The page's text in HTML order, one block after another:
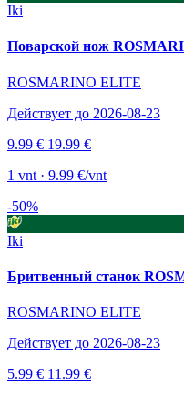
Iki
Поварской нож
ROSMARINO ELITE
Действует до 2026-08-23
9.99 € 19.99 €
1 vnt · 9.99 €/vnt
-50%
Iki
Бритвенный станок
ROSMARINO ELITE
Действует до 2026-08-23
5.99 € 11.99 €